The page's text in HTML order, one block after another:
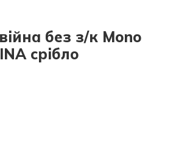
без з/к Mono
срібло